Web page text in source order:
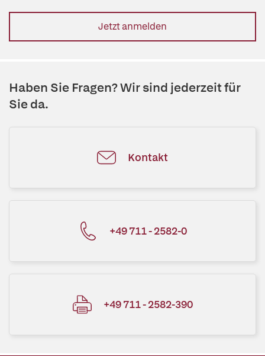
Jetzt anmelden
Haben Sie Fragen? Wir sind jederzeit für
Sie da.
Kontakt
+49 711 - 2582-0
+49 711 - 2582-390